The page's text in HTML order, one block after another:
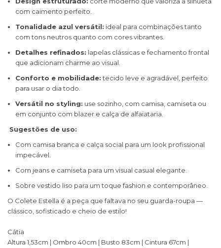
com caimento perfeito.
Tonalidade azul versátil: ideal para combinações tanto
com tons neutros quanto com cores vibrantes.
Detalhes refinados: lapelas clássicas e fechamento frontal
que adicionam charme ao visual.
Conforto e mobilidade:tecido leve e agradável, perfeito
para usar o dia todo.
Versátil no styling: use sozinho, com camisa, camiseta ou
em conjunto com blazer e calça de alfaiataria.
Sugestões de uso:
Com camisa branca e calça social para um look profissional
impecável.
Com jeans e camiseta para um visual casual elegante.
Sobre vestido liso para um toque fashion e contemporâneo.
O Colete Estella é a peça que faltava no seu guarda-roupa —
clássico, sofisticado e cheio de estilo!
Cátia
Altura 1,53cm | Ombro 40cm | Busto 83cm | Cintura 67cm |